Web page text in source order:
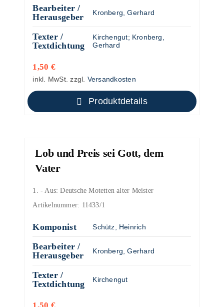
Bearbeiter /
Herausgeber
Kronberg, Gerhard
Texter /
Textdichtung
Kirchengut; Kronberg,
Gerhard
1,50 €
inkl. MwSt. zzgl. Versandkosten
Produktdetails
Lob und Preis sei Gott, dem
Vater
1. - Aus: Deutsche Motetten alter Meister
Artikelnummer: 11433/1
Komponist Schütz, Heinrich
Bearbeiter /
Herausgeber
Kronberg, Gerhard
Texter /
Textdichtung
Kirchengut